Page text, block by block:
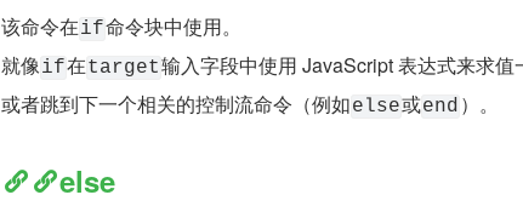
该命令在if命令块中使用。
就像if在target输入字段中使用 JavaScript 表达式来求值
或者跳到下一个相关的控制流命令（例如else或end ）。
else